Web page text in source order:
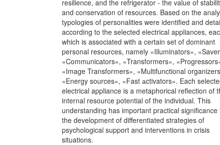
resilience, and the refrigerator - the value of
and conservation of resources. Based on the
typologies of personalities were identified and
according to the selected electrical appliances,
which is associated with a certain set of dominant
personal resources, namely «Illuminators»,
«Communicators», «Transformers»,
«Image Transformers», «Multifunctional
«Energy sources», «Fast аctivators». Each
electrical appliance is a metaphorical reflection of
internal resource potential of the individual. This
understanding has important practical significance
the development of differentiated strategies of
psychological support and interventions in crisis
situations.